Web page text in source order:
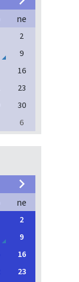
ne
2
9
16
23
30
6
ne
2
9
16
23